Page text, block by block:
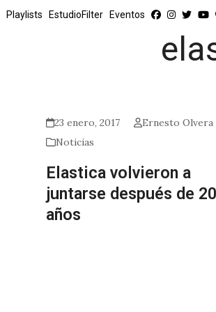
Playlists EstudioFilter Eventos
23 enero, 2017
Ernesto Olvera
Noticias
Elastica volvieron a
juntarse después de 20
años